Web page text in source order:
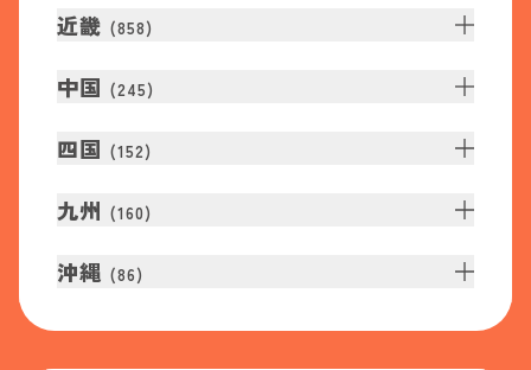
近畿 (858)
中国 (245)
四国 (152)
九州 (160)
沖縄 (86)